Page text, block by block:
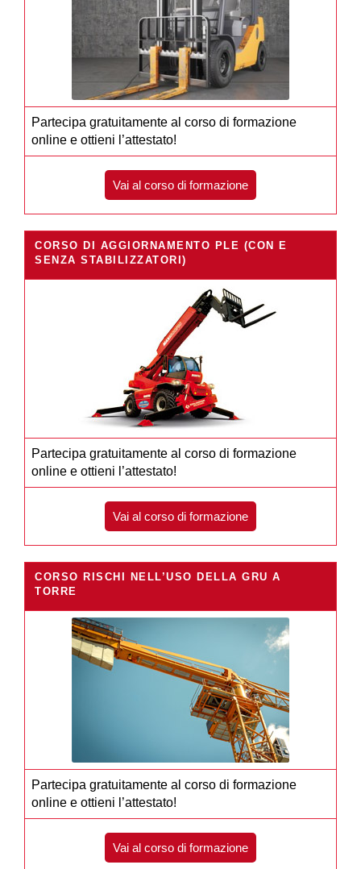
Partecipa gratuitamente al corso di formazione
online e ottieni l’attestato!
Vai al corso di formazione
CORSO DI AGGIORNAMENTO PLE (CON E
SENZA STABILIZZATORI)
Partecipa gratuitamente al corso di formazione
online e ottieni l’attestato!
Vai al corso di formazione
CORSO RISCHI NELL’USO DELLA GRU A
TORRE
Partecipa gratuitamente al corso di formazione
online e ottieni l’attestato!
Vai al corso di formazione